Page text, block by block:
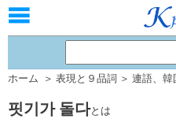
ホーム ＞ 表現と９品詞 ＞ 連語、 韓
핏기가 돌다とは